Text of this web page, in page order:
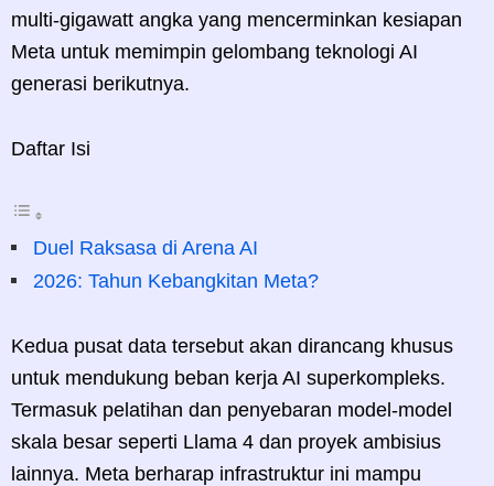
multi-gigawatt angka yang mencerminkan kesiapan
Meta untuk memimpin gelombang teknologi AI
generasi berikutnya.
Daftar Isi
Duel Raksasa di Arena AI
2026: Tahun Kebangkitan Meta?
Kedua pusat data tersebut akan dirancang khusus
untuk mendukung beban kerja AI superkompleks.
Termasuk pelatihan dan penyebaran model-model
skala besar seperti Llama 4 dan proyek ambisius
lainnya. Meta berharap infrastruktur ini mampu